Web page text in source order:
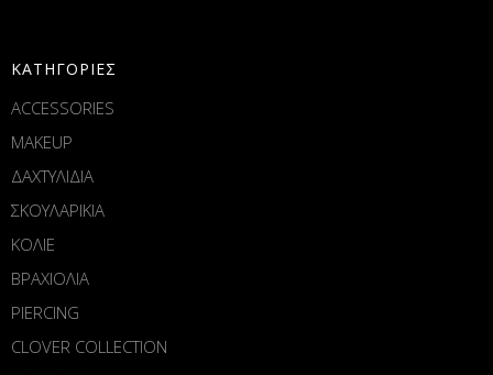
ΚΑΤΗΓΟΡΙΕΣ
ACCESSORIES
MAKEUP
ΔΑΧΤΥΛΙΔΙΑ
ΣΚΟΥΛΑΡΙΚΙΑ
ΚΟΛΙΕ
ΒΡΑΧΙΟΛΙΑ
PIERCING
CLOVER COLLECTION